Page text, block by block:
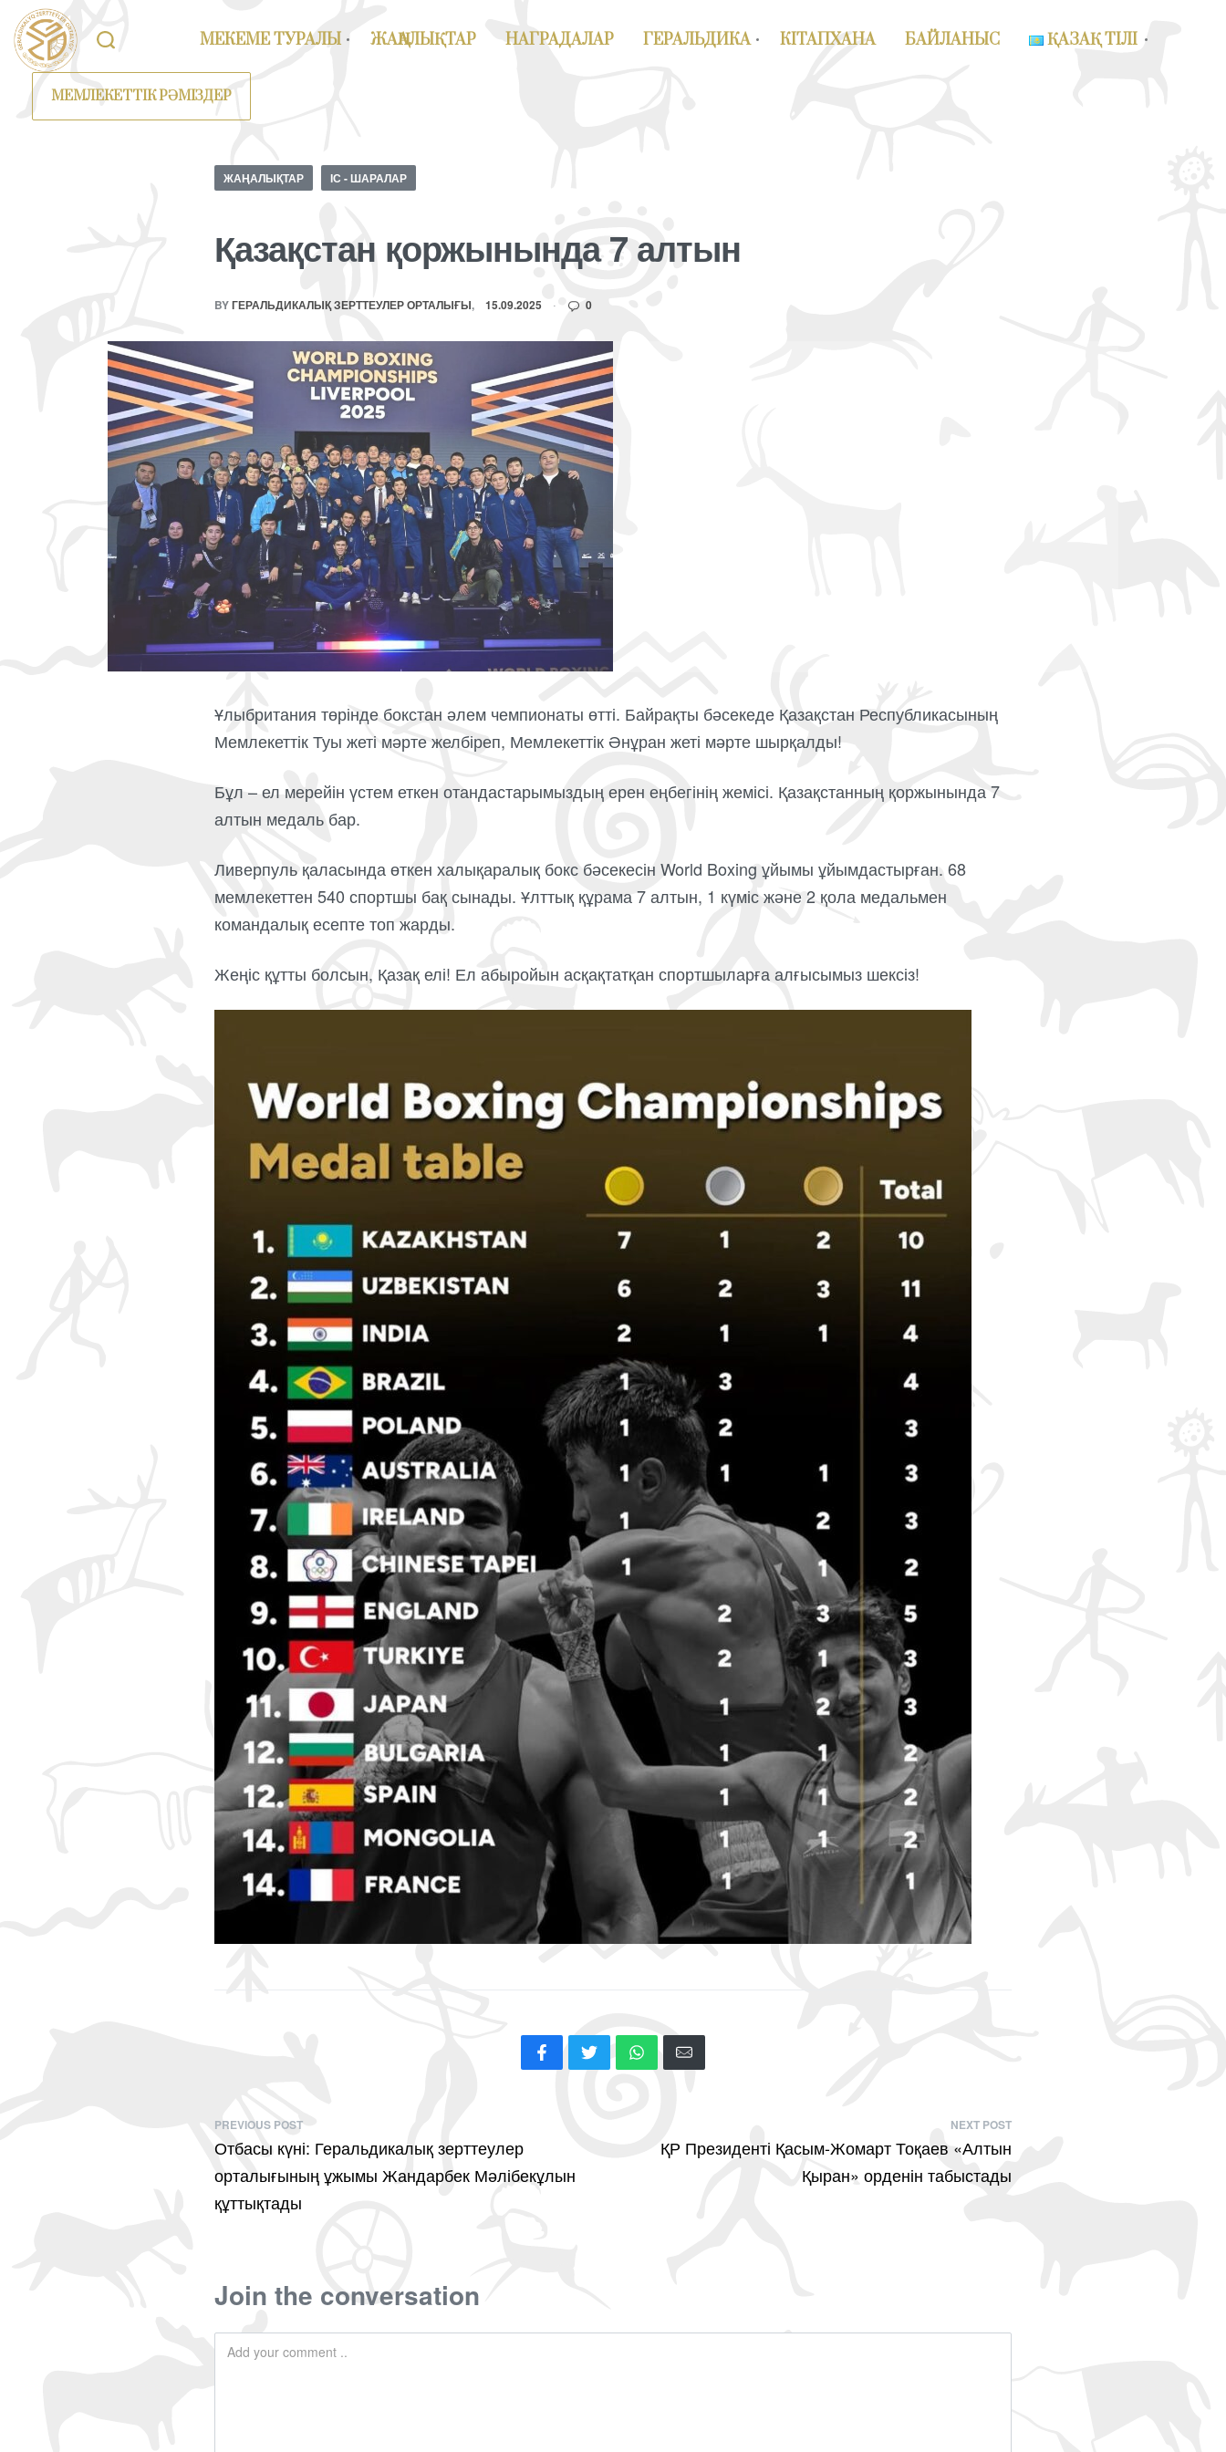
МЕКЕМЕ ТУРАЛЫ ЖАҢАЛЫҚТАР НАГРАДАЛАР ГЕРАЛЬДИКА КІТАПХАНА БАЙЛАНЫС ҚАЗАҚ ТІЛІ
МЕМЛЕКЕТТІК РӘМІЗДЕР
ЖАҢАЛЫҚТАР ІС - ШАРАЛАР
Қазақстан қоржынында 7 алтын
BYГЕРАЛЬДИКАЛЫҚ ЗЕРТТЕУЛЕР ОРТАЛЫҒЫ 15.09.2025 0
Ұлыбритания төрінде бокстан әлем чемпионаты өтті. Байрақты бәсекеде Қазақстан Республикасының
Мемлекеттік Туы жеті мәрте желбіреп, Мемлекеттік Әнұран жеті мәрте шырқалды!
Бұл – ел мерейін үстем еткен отандастарымыздың ерен еңбегінің жемісі. Қазақстанның қоржынында 7
алтын медаль бар.
Ливерпуль қаласында өткен халықаралық бокс бәсекесін World Boxing ұйымы ұйымдастырған. 68
мемлекеттен 540 спортшы бақ сынады. Ұлттық құрама 7 алтын, 1 күміс және 2 қола медальмен
командалық есепте топ жарды.
Жеңіс құтты болсын, Қазақ елі! Ел абыройын асқақтатқан спортшыларға алғысымыз шексіз!
PREVIOUS POST
Отбасы күні: Геральдикалық зерттеулер
орталығының ұжымы Жандарбек Мәлібекұлын
құттықтады
NEXT POST
ҚР Президенті Қасым-Жомарт Тоқаев «Алтын
Қыран» орденін табыстады
Join the conversation